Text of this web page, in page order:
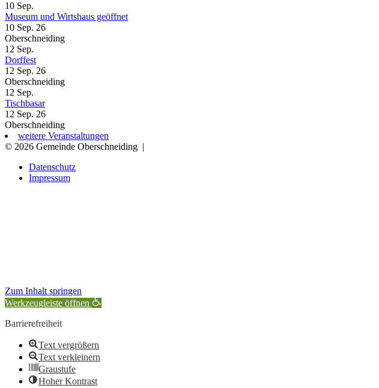
10 Sep.
Museum und Wirtshaus geöffnet
10 Sep. 26
Oberschneiding
12 Sep.
Dorffest
12 Sep. 26
Oberschneiding
12 Sep.
Tischbasar
12 Sep. 26
Oberschneiding
weitere Veranstaltungen
© 2026 Gemeinde Oberschneiding |
Datenschutz
Impressum
Zum Inhalt springen
Werkzeugleiste öffnen
Barrierefreiheit
Text vergrößern
Text verkleinern
Graustufe
Hoher Kontrast